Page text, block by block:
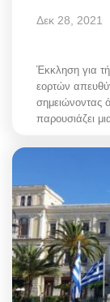
Δεκ 28, 2021
Έκκληση για
εορτών
σημειώνοντας
παρουσιάζει